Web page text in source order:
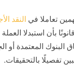
تعاملا في النقد
بأن استبدلا العملة
البنوك المعتمدة أو
تفصيلًا بالتحقيقات.